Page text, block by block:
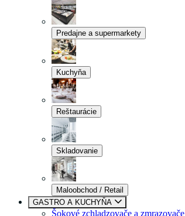
Predajne a supermarkety
Kuchyňa
Reštaurácie
Skladovanie
Maloobchod / Retail
GASTRO A KUCHYŇA
Šokové zchladzovače a zmrazovače